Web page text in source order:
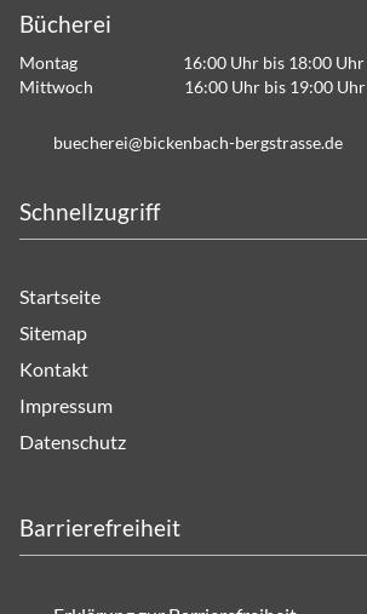
Bücherei
Montag 16:00 Uhr bis 18:00 Uhr
Mittwoch 16:00 Uhr bis 19:00 Uhr
b ch r b ck nb ch-b rgstr ss d
Schnellzugriff
Startseite
Sitemap
Kontakt
Impressum
Datenschutz
Barrierefreiheit